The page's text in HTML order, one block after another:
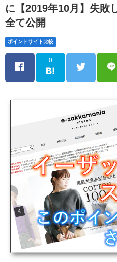
に【2019年10月】失敗
全て公開
ポイントサイト比較
0